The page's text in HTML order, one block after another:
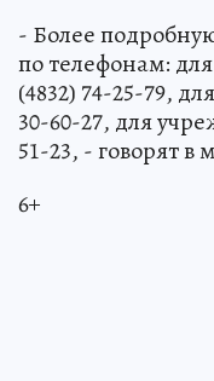
- Более
по телефонам:
(4832) 74-25-79,
30-60-27, для
51-23, - говорят в
6+